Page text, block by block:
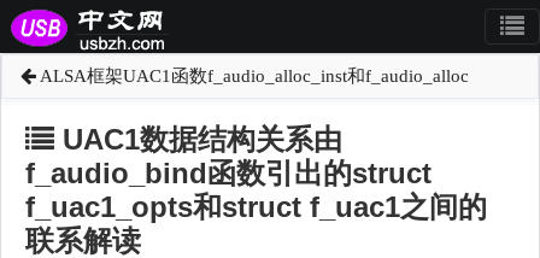
ALSA框架UAC1函数f_audio_alloc_inst和f_audio_alloc
UAC1数据结构关系由
f_audio_bind函数引出的struct
f_uac1_opts和struct f_uac1之间的
联系解读